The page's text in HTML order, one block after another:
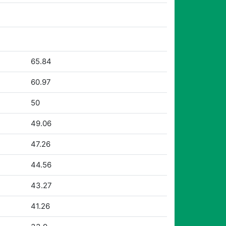
65.84
60.97
50
49.06
47.26
44.56
43.27
41.26